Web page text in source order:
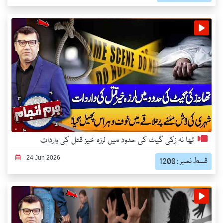
تھا نہ زکی گیٹ کی حدود میں لرزہ خیز قتل کی واردات
24 Jun 2026 قسط نمبر : 1200